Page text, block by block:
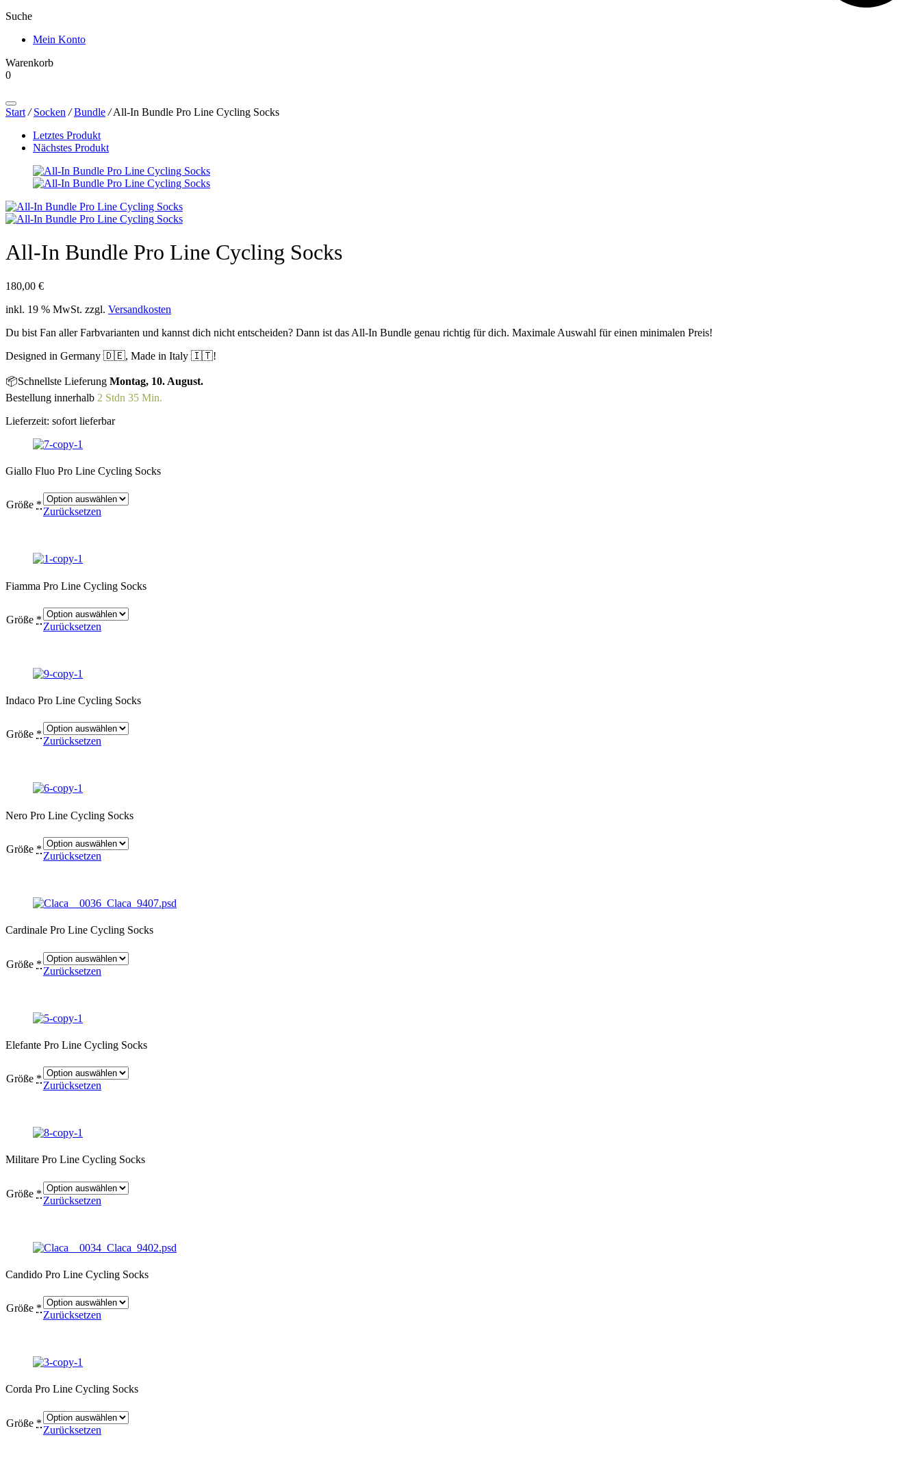
Suche
Mein Konto
Warenkorb
0
search
Start / Socken / Bundle /All-In Bundle Pro Line Cycling Socks
Letztes Produkt
Nächstes Produkt
All-In Bundle Pro Line Cycling Socks
180,00 €
inkl. 19 % MwSt. zzgl. Versandkosten
Du bist Fan aller Farbvarianten und kannst dich nicht entscheiden? Dann ist das All-In Bundle genau richtig für dich. Maximale Auswahl für einen minimalen Preis!
Designed in Germany 🇩🇪, Made in Italy 🇮🇹!
📦Schnellste Lieferung Montag, 10. August.
Bestellung innerhalb 2 Stdn 35 Min.
Lieferzeit: sofort lieferbar
Giallo Fluo Pro Line Cycling Socks
Größe *
Zurücksetzen
Fiamma Pro Line Cycling Socks
Größe *
Zurücksetzen
Indaco Pro Line Cycling Socks
Größe *
Zurücksetzen
Nero Pro Line Cycling Socks
Größe *
Zurücksetzen
Cardinale Pro Line Cycling Socks
Größe *
Zurücksetzen
Elefante Pro Line Cycling Socks
Größe *
Zurücksetzen
Militare Pro Line Cycling Socks
Größe *
Zurücksetzen
Candido Pro Line Cycling Socks
Größe *
Zurücksetzen
Corda Pro Line Cycling Socks
Größe *
Zurücksetzen